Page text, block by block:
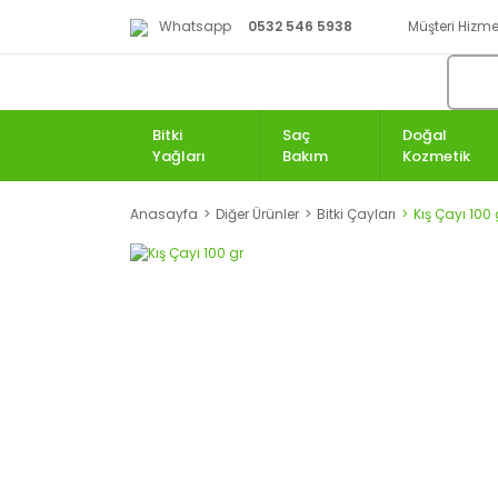
Whatsapp 0532 546 5938 Müşteri
Bitki
Yağları
Saç
Bakım
Doğal
Kozmetik
Anasayfa Diğer Ürünler Bitki Çayları Kış Çayı 100